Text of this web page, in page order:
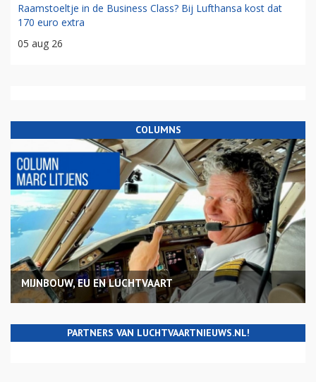
Raamstoeltje in de Business Class? Bij Lufthansa kost dat
170 euro extra
05 aug 26
COLUMNS
MIJNBOUW, EU EN LUCHTVAART
PARTNERS VAN LUCHTVAARTNIEUWS.NL!